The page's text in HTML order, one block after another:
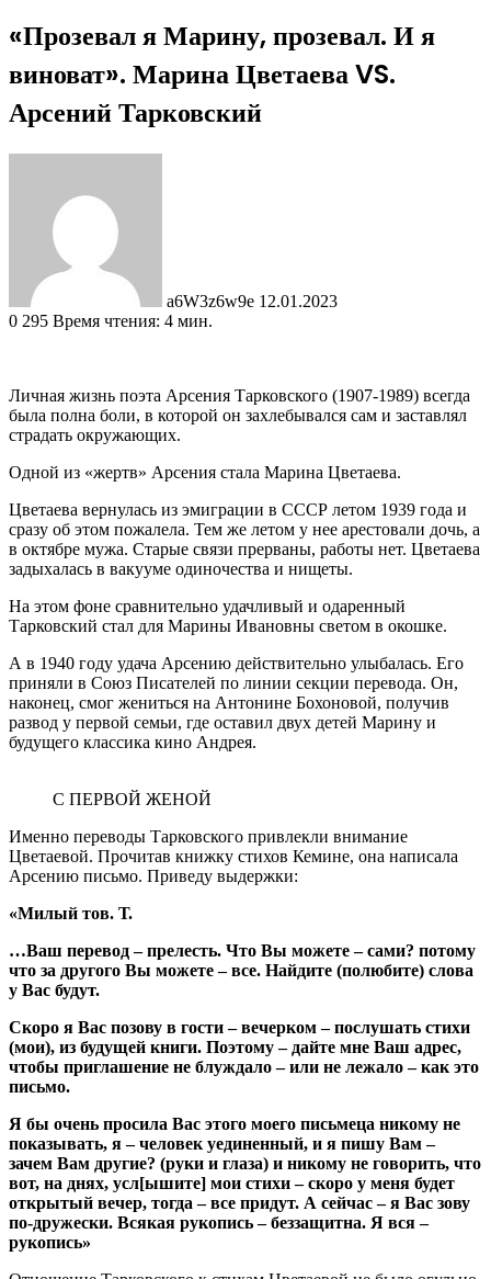
«Прозевал я Марину, прозевал. И я
виноват». Марина Цветаева VS.
Арсений Тарковский
a6W3z6w9e 12.01.2023
0 295 Время чтения: 4 мин.
Личная жизнь поэта Арсения Тарковского (1907-1989) всегда
была полна боли, в которой он захлебывался сам и заставлял
страдать окружающих.
Одной из «жертв» Арсения стала Марина Цветаева.
Цветаева вернулась из эмиграции в СССР летом 1939 года и
сразу об этом пожалела. Тем же летом у нее арестовали дочь, а
в октябре мужа. Старые связи прерваны, работы нет. Цветаева
задыхалась в вакууме одиночества и нищеты.
На этом фоне сравнительно удачливый и одаренный
Тарковский стал для Марины Ивановны светом в окошке.
А в 1940 году удача Арсению действительно улыбалась. Его
приняли в Союз Писателей по линии секции перевода. Он,
наконец, смог жениться на Антонине Бохоновой, получив
развод у первой семьи, где оставил двух детей Марину и
будущего классика кино Андрея.
С ПЕРВОЙ ЖЕНОЙ
Именно переводы Тарковского привлекли внимание
Цветаевой. Прочитав книжку стихов Кемине, она написала
Арсению письмо. Приведу выдержки:
«Милый тов. Т.
…Ваш перевод – прелесть. Что Вы можете – сами? потому
что за другого Вы можете – все. Найдите (полюбите) слова
у Вас будут.
Скоро я Вас позову в гости – вечерком – послушать стихи
(мои), из будущей книги. Поэтому – дайте мне Ваш адрес,
чтобы приглашение не блуждало – или не лежало – как это
письмо.
Я бы очень просила Вас этого моего письмеца никому не
показывать, я – человек уединенный, и я пишу Вам –
зачем Вам другие? (руки и глаза) и никому не говорить, что
вот, на днях, усл[ышите] мои стихи – скоро у меня будет
открытый вечер, тогда – все придут. А сейчас – я Вас зову
по-дружески. Всякая рукопись – беззащитна. Я вся –
рукопись»